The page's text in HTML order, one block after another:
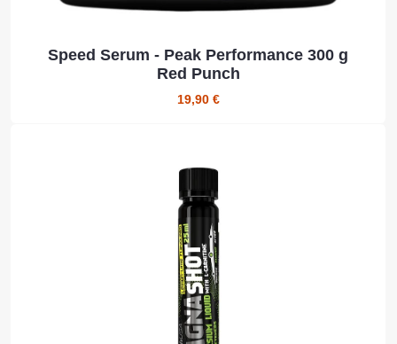
Speed Serum - Peak Performance 300 g
Red Punch
19,90 €